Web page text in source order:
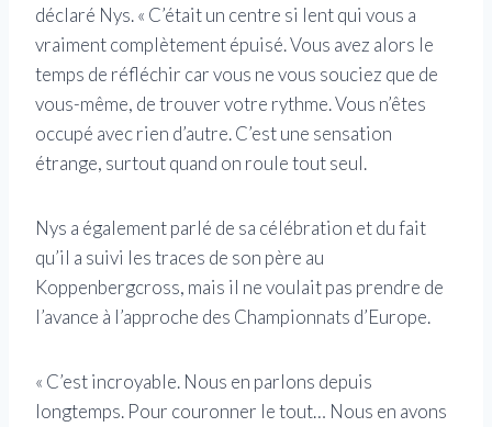
déclaré Nys. « C’était un centre si lent qui vous a
vraiment complètement épuisé. Vous avez alors le
temps de réfléchir car vous ne vous souciez que de
vous-même, de trouver votre rythme. Vous n’êtes
occupé avec rien d’autre. C’est une sensation
étrange, surtout quand on roule tout seul.
Nys a également parlé de sa célébration et du fait
qu’il a suivi les traces de son père au
Koppenbergcross, mais il ne voulait pas prendre de
l’avance à l’approche des Championnats d’Europe.
« C’est incroyable. Nous en parlons depuis
longtemps. Pour couronner le tout… Nous en avons